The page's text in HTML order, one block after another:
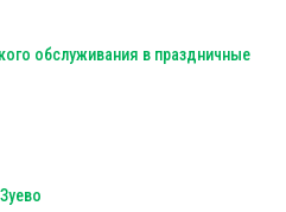
обслуживания в праздничные